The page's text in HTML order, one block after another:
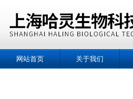
网站首页 关于我们